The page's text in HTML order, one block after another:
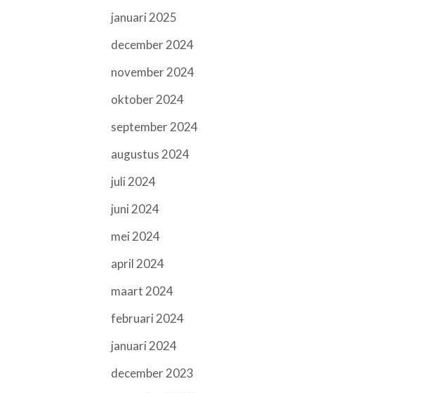
januari 2025
december 2024
november 2024
oktober 2024
september 2024
augustus 2024
juli 2024
juni 2024
mei 2024
april 2024
maart 2024
februari 2024
januari 2024
december 2023